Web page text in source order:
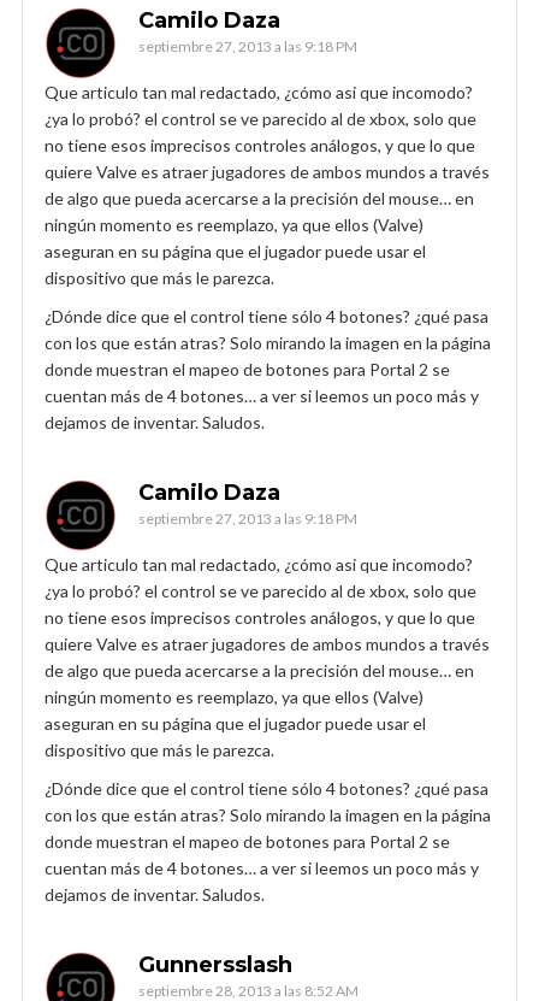
Camilo Daza
septiembre 27, 2013 a las 9:18 PM
Que articulo tan mal redactado, ¿cómo asi que incomodo?
¿ya lo probó? el control se ve parecido al de xbox, solo que
no tiene esos imprecisos controles análogos, y que lo que
quiere Valve es atraer jugadores de ambos mundos a través
de algo que pueda acercarse a la precisión del mouse… en
ningún momento es reemplazo, ya que ellos (Valve)
aseguran en su página que el jugador puede usar el
dispositivo que más le parezca.
¿Dónde dice que el control tiene sólo 4 botones? ¿qué pasa
con los que están atras? Solo mirando la imagen en la página
donde muestran el mapeo de botones para Portal 2 se
cuentan más de 4 botones… a ver si leemos un poco más y
dejamos de inventar. Saludos.
Camilo Daza
septiembre 27, 2013 a las 9:18 PM
Que articulo tan mal redactado, ¿cómo asi que incomodo?
¿ya lo probó? el control se ve parecido al de xbox, solo que
no tiene esos imprecisos controles análogos, y que lo que
quiere Valve es atraer jugadores de ambos mundos a través
de algo que pueda acercarse a la precisión del mouse… en
ningún momento es reemplazo, ya que ellos (Valve)
aseguran en su página que el jugador puede usar el
dispositivo que más le parezca.
¿Dónde dice que el control tiene sólo 4 botones? ¿qué pasa
con los que están atras? Solo mirando la imagen en la página
donde muestran el mapeo de botones para Portal 2 se
cuentan más de 4 botones… a ver si leemos un poco más y
dejamos de inventar. Saludos.
Gunnersslash
septiembre 28, 2013 a las 8:52 AM